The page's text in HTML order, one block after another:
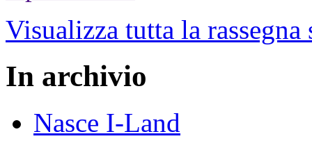
Visualizza tutta la rassegna
In archivio
Nasce I-Land